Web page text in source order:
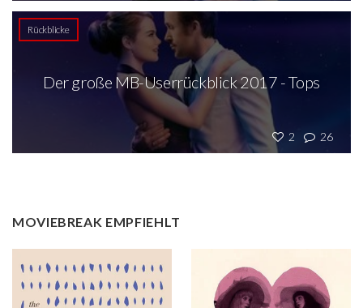
Rückblicke
2 26
Der große MB-Userrückblick 2017 - Tops
MOVIEBREAK EMPFIEHLT